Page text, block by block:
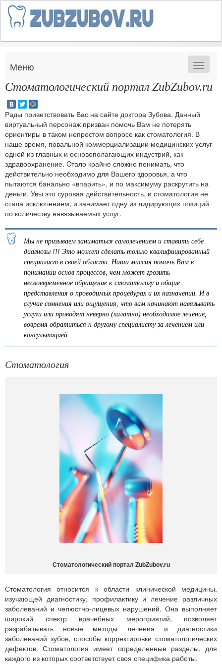
Меню
Стоматологический портал ZubZubov.ru
Рады приветствовать Вас на сайте доктора Зубова. Данный
виртуальный персонаж призван помочь Вам не потерять
ориентиры в таком непростом вопросе как стоматология. В
наше время, повальной коммерциализации медицинских услуг
одной из главных и основополагающих индустрий, как
здравоохранение. Cтало крайне сложно понимать, что
действительно необходимо для Вашего здоровья, а что
пытаются банально «впарить», и по максимуму раскрутить на
деньги. Увы это суровая действительность, и стоматология не
стала исключением, и занимает одну из лидирующих позиций
по количеству навязываемых услуг.
Мы не призываем заниматься самолечением и ставить себе
диагнозы !!! Это может сделать только квалифицированный
специалист в своей области. Наша миссия помочь Вам в
понимании основ процессов, чем может грозить
несвоевременное обращение к стоматологу и общие
представления о проводимых процедурах и их назначении. И в
случае сомнения или ощущения, что вам начинают навязывать
услуги или проводят неверно (халатно) необходимое лечение,
вовремя обратиться к другому специалисту за лечением или
консультацией.
Стоматология
Стоматологический портал ZubZubov.ru
Стоматология относится к области клинической медицины,
изучающей диагностику, профилактику и лечение различных
заболеваний и челюстно-лицевых нарушений. Она выполняет
широкий спектр врачебных мероприятий, позволяет
разрабатывать новые методы лечения и диагностики
заболеваний зубов, способы корректировки стоматологических
дефектов. Стоматология имеет определенные разделы, для
каждого из которых соответствует своя специфика работы.